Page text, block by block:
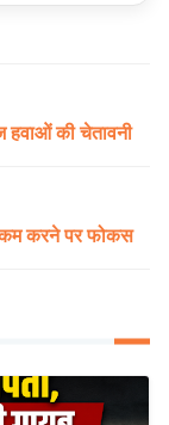
हवाओं की चेतावनी
कम करने पर फोकस